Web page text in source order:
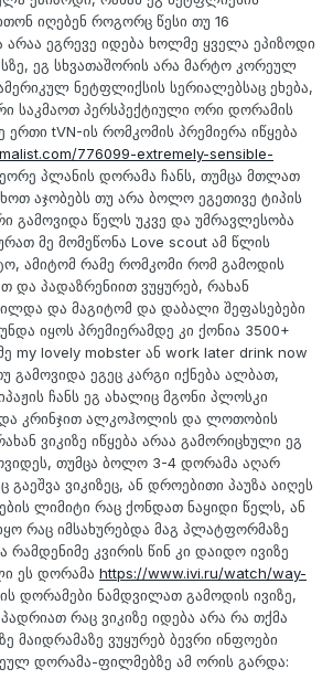
იღებენ როგორც წესი თუ 16
არაა ეგრევე იდება ხოლმე ყველა ეპიზოდი
ეგ სხვათაშორის არა მარტო კორეულ
ნეტფლიქსის სერიალებსაც ეხება,
საკმაოთ პერსპექტიული ორი დორამის
ერთი tVN-ის რომკომის პრემიერა იწყება
776099-extremely-sensible-
პლანის დორამა ჩანს, თუმცა მთლათ
აჯობებს თუ არა ბოლო ეგეთივე ტიპის
გამოვიდა წელს უკვე და უმრავლესობა
მე მომეწონა Love scout ამ წლის
ამიტომ რამე რომკომი რომ გამოდის
და პადაზრენიით ვუყურებ, რახან
და მაგიტომ და დაბალი შეფასებები
იყოს პრემიერამდე კი ქონია 3500+
my lovely mobster ან work later drink now
გამოვიდა ეგეც კარგი იქნება ალბათ,
ჩანს ეგ ახალიც მგონი პლოსკი
კრინჯით ალკოჰოლის და ლოთობის
ვიკიზე იწყება არაა გამორიცხული ეგ
თუმცა ბოლო 3-4 დორამა აღარ
ვიკიზეც, ან დროებითი პაუზა აიღეს
ლიმიტი რაც ქონდათ ნაყიდი წელს, ან
რაც იმსახურებდა მაგ პლატფორმაზე
რამდენიმე კვირის წინ კი დაიდო ივიზე
ეს დორამა https://www.ivi.ru/watch/way-
დორამები ნამდვილათ გამოდის ივიზე,
რაც ვიკიზე იდება არა რა თქმა
მაიდრამაზე ვუყურებ ბევრი ინფოები
დორამა-ფილმებზე ამ ორის გარდა: